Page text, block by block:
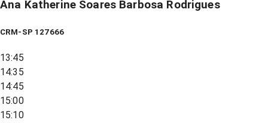
Ana Katherine Soares Barbosa Rodrigues
CRM-SP 127666
13:45
14:35
14:45
15:00
15:10